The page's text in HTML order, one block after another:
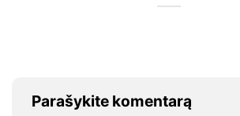
Parašykite komentarą